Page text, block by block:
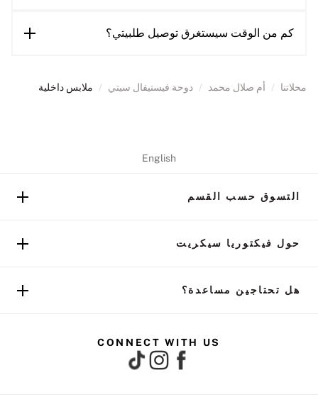
كم من الوقت سيستغرق توصيل طلبيتي؟
محلاتنا / أم صلال محمد / دوحة فيستيفال سيتي / ملابس داخلية
English
التسوق حسب القسم
حول فيكتوريا سيكريت
هل تحتاجين مساعدة؟
CONNECT WITH US